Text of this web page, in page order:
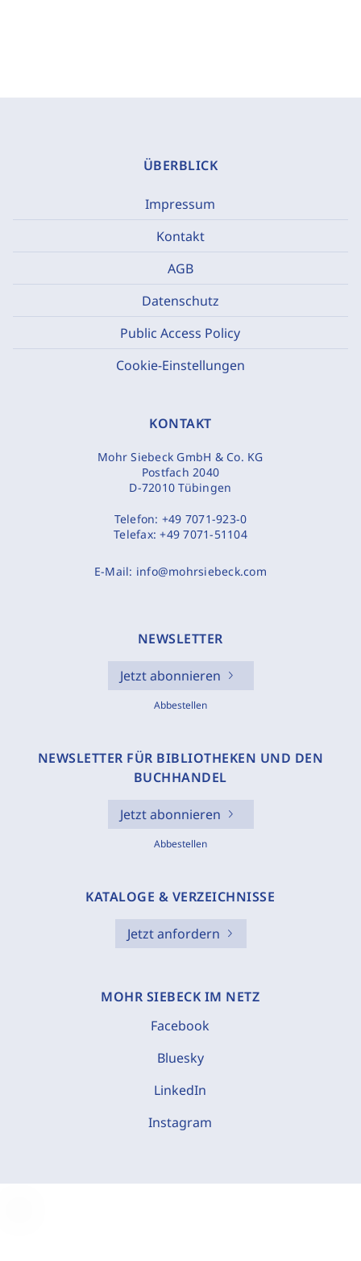
ÜBERBLICK
Impressum
Kontakt
AGB
Datenschutz
Public Access Policy
Cookie-Einstellungen
KONTAKT
Mohr Siebeck GmbH & Co. KG
Postfach 2040
D-72010 Tübingen
Telefon: +49 7071-923-0
Telefax:+49 7071-51104
E-Mail: info@mohrsiebeck.com
NEWSLETTER
Jetzt abonnieren
Abbestellen
NEWSLETTER FÜR BIBLIOTHEKEN UND DEN
BUCHHANDEL
Jetzt abonnieren
Abbestellen
KATALOGE & VERZEICHNISSE
Jetzt anfordern
MOHR SIEBECK IM NETZ
Facebook
Bluesky
LinkedIn
Instagram